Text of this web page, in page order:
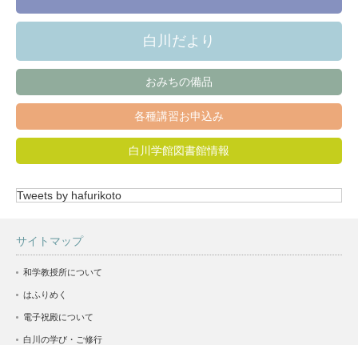
白川だより
おみちの備品
各種講習お申込み
白川学館図書館情報
Tweets by hafurikoto
サイトマップ
和学教授所について
はふりめく
電子祝殿について
白川の学び・ご修行